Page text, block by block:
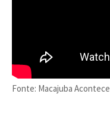
Fonte: Macajuba Acontece